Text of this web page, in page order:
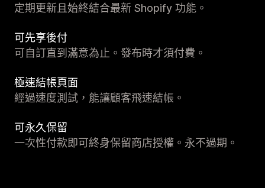
定期更新且始終結合最新 Shopify 功能。
可先享後付
可自訂直到滿意為止。發布時才須付費。
極速結帳頁面
經過速度測試，能讓顧客飛速結帳。
可永久保留
一次性付款即可終身保留商店授權。永不過期。